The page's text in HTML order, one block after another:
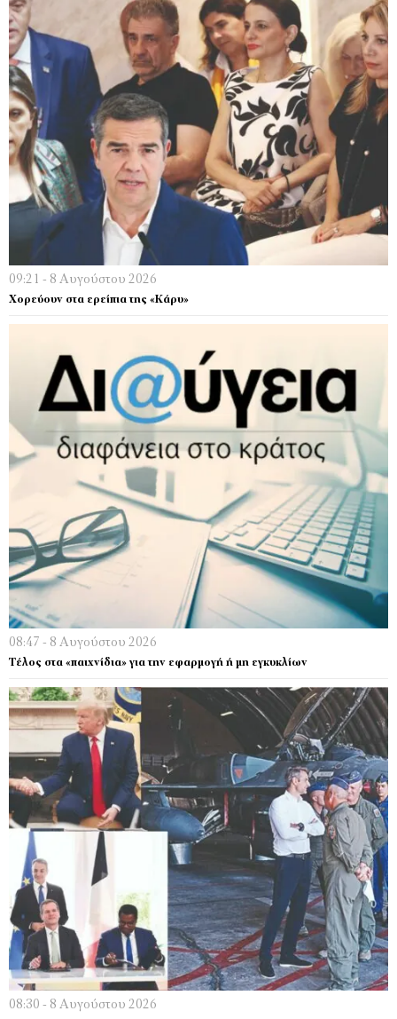
09:21 - 8 Αυγούστου 2026
Χορεύουν στα ερείπια της «Κάρυ»
08:47 - 8 Αυγούστου 2026
Τέλος στα «παιχνίδια» για την εφαρμογή ή μη εγκυκλίων
08:30 - 8 Αυγούστου 2026